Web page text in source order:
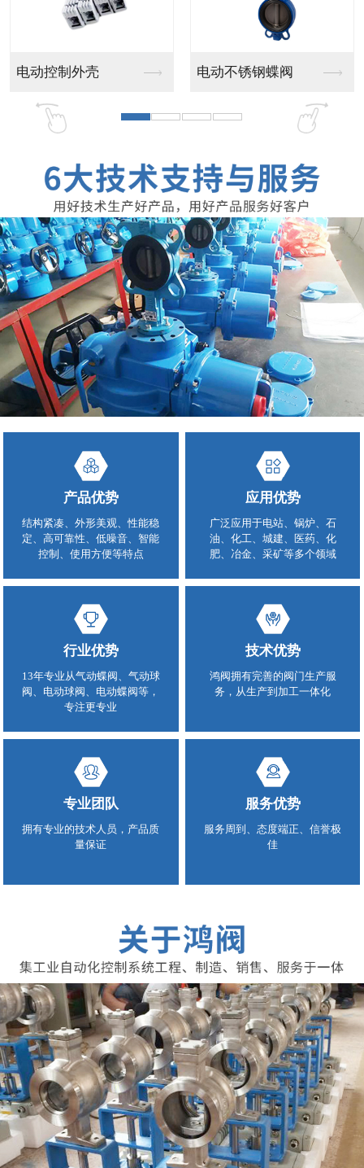
气动V型法兰调节球阀 气动PPH球阀
产品优势
结构紧凑、外形美观、性能稳
定、高可靠性、低噪音、智能
控制、使用方便等特点
应用优势
广泛应用于电站、锅炉、石
油、化工、城建、医药、化
肥、冶金、采矿等多个领域
行业优势
13年专业从气动蝶阀、气动球
阀、电动球阀、电动蝶阀等，
专注更专业
技术优势
鸿阀拥有完善的阀门生产服
务，从生产到加工一体化
专业团队
拥有专业的技术人员，产品质
量保证
服务优势
服务周到、态度端正、信誉极
佳